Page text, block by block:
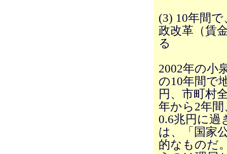
(3) 10年間
政改革（賃
る
2002年の小
の10年間で
円、市町村
年から2年
0.6兆円に過
は、「国家
的なものだ